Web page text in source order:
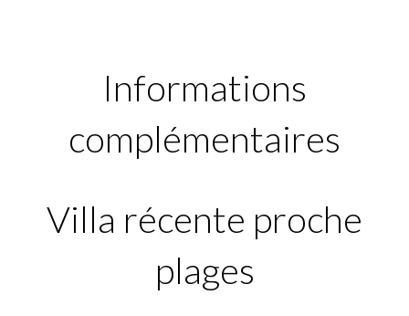
Informations
complémentaires
Villa récente proche
plages